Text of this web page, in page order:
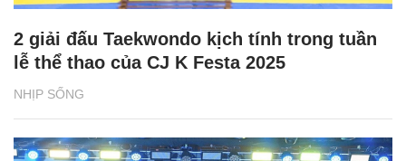
NHỊP SỐNG
2 giải đấu Taekwondo kịch tính trong tuần
lễ thể thao của CJ K Festa 2025